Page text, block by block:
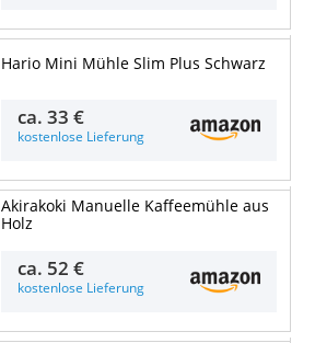
Hario Mini Mühle Slim Plus Schwarz
ca.33 €
kostenlose Lieferung
Akirakoki Manuelle Kaffeemühle aus
Holz
ca. 52 €
kostenlose Lieferung